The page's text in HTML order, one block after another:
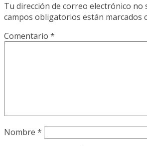
Tu dirección de correo electrónico no
campos obligatorios están marcados
Comentario *
Nombre *